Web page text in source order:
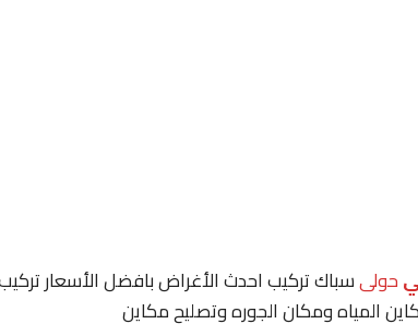
حولىسباك تركيب احدث الأغراض بافضل الأسعار
المياه ومكان الجوره وتصليح مكاين